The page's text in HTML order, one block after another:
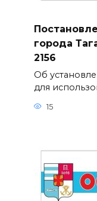
города
2156
Об
для
15